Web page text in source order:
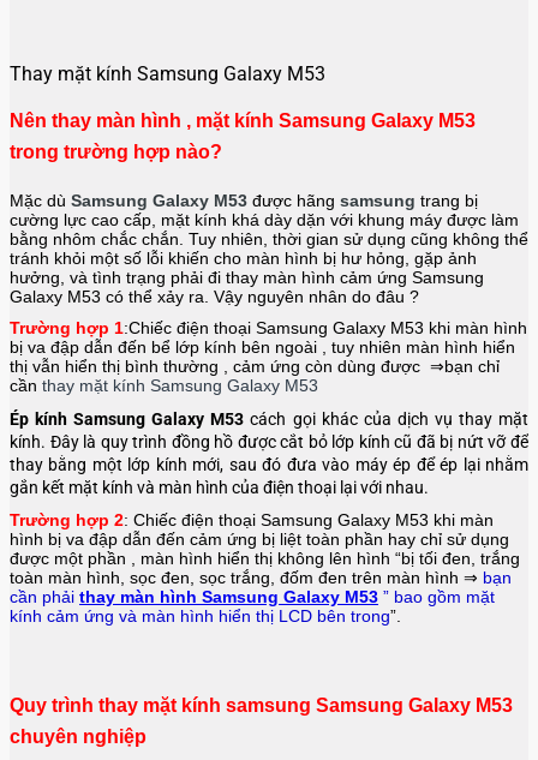
Thay mặt kính Samsung Galaxy M53
Nên thay màn hình , mặt kính Samsung Galaxy M53
trong trường hợp nào?
Mặc dù Samsung Galaxy M53 được hãng samsung trang bị
cường lực cao cấp, mặt kính khá dày dặn với khung máy được làm
bằng nhôm chắc chắn. Tuy nhiên, thời gian sử dụng cũng không thể
tránh khỏi một số lỗi khiến cho màn hình bị hư hỏng, gặp ảnh
hưởng, và tình trạng phải đi thay màn hình cảm ứng Samsung
Galaxy M53 có thể xảy ra. Vậy nguyên nhân do đâu ?
Trường hợp 1:Chiếc điện thoại Samsung Galaxy M53 khi màn hình
bị va đập dẫn đến bể lớp kính bên ngoài , tuy nhiên màn hình hiển
thị vẫn hiển thị bình thường , cảm ứng còn dùng được ⇒bạn chỉ
cần thay mặt kính Samsung Galaxy M53
Ép kính Samsung Galaxy M53 cách gọi khác của dịch vụ thay mặt
kính. Đây là quy trình đồng hồ được cắt bỏ lớp kính cũ đã bị nứt vỡ để
thay bằng một lớp kính mới, sau đó đưa vào máy ép để ép lại nhằm
gắn kết mặt kính và màn hình của điện thoại lại với nhau.
Trường hợp 2: Chiếc điện thoại Samsung Galaxy M53 khi màn
hình bị va đập dẫn đến cảm ứng bị liệt toàn phần hay chỉ sử dụng
được một phần , màn hình hiển thị không lên hình “bị tối đen, trắng
toàn màn hình, sọc đen, sọc trắng, đốm đen trên màn hình ⇒ bạn
cần phải thay màn hình Samsung Galaxy M53 ” bao gồm mặt
kính cảm ứng và màn hình hiển thị LCD bên trong”.
Quy trình thay mặt kính samsung Samsung Galaxy M53
chuyên nghiệp